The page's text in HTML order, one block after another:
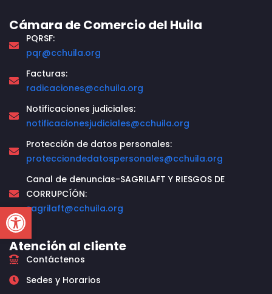
Open toolbar
Cámara de Comercio del Huila
PQRSF:
pqr@cchuila.org
Facturas:
radicaciones@cchuila.org
Notificaciones judiciales:
notificacionesjudiciales@cchuila.org
Protección de datos personales:
protecciondedatospersonales@cchuila.org
Canal de denuncias-SAGRILAFT Y RIESGOS DE
CORRUPCÍÓN:
sagrilaft@cchuila.org
Atención al cliente
Contáctenos
Sedes y Horarios